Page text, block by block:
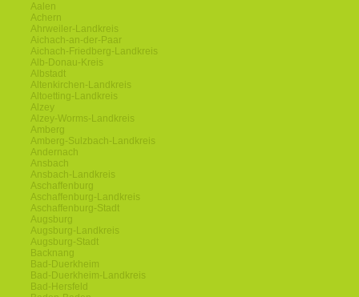
Aalen
Achern
Ahrweiler-Landkreis
Aichach-an-der-Paar
Aichach-Friedberg-Landkreis
Alb-Donau-Kreis
Albstadt
Altenkirchen-Landkreis
Altoetting-Landkreis
Alzey
Alzey-Worms-Landkreis
Amberg
Amberg-Sulzbach-Landkreis
Andernach
Ansbach
Ansbach-Landkreis
Aschaffenburg
Aschaffenburg-Landkreis
Aschaffenburg-Stadt
Augsburg
Augsburg-Landkreis
Augsburg-Stadt
Backnang
Bad-Duerkheim
Bad-Duerkheim-Landkreis
Bad-Hersfeld